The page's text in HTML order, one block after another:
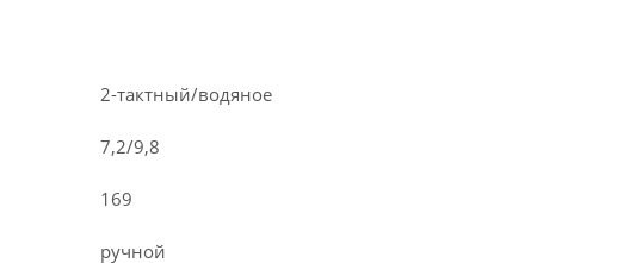
2-тактный/водяное
7,2/9,8
169
ручной